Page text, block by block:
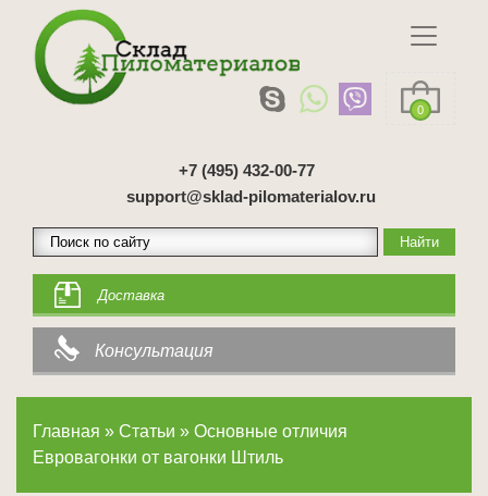
0
+7 (495) 432-00-77
support@sklad-pilomaterialov.ru
Доставка
Консультация
Главная » Статьи » Основные отличия
Евровагонки от вагонки Штиль